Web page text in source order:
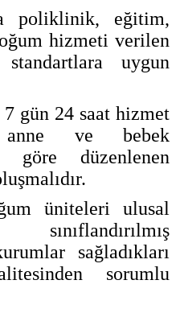
poliklinik, eğitim,
hizmeti verilen
uygun
gün 24 saat hizmet
anne ve bebek
göre düzenlenen
üniteleri ulusal
sınıflandırılmış
sağladıkları
sorumlu